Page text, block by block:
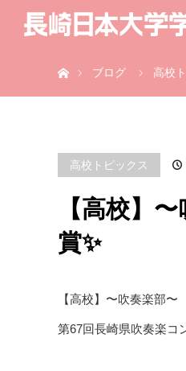
ブログ
高校
高校トピックス
【高校】
賞✨
【高校】〜吹奏楽部〜
第67回長崎県吹奏楽コ